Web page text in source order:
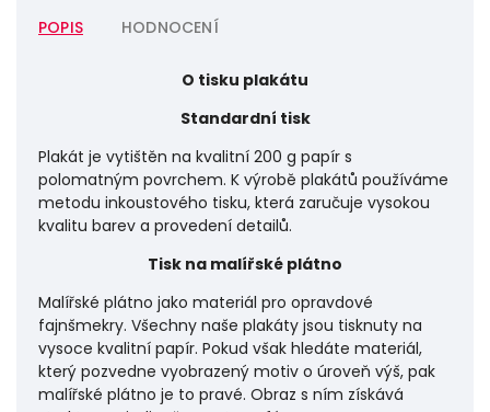
POPIS HODNOCENÍ
O tisku plakátu
Standardní tisk
Plakát je vytištěn na kvalitní 200 g papír s
polomatným povrchem. K výrobě plakátů používáme
metodu inkoustového tisku, která zaručuje vysokou
kvalitu barev a provedení detailů.
Tisk na malířské plátno
Malířské plátno jako materiál pro opravdové
fajnšmekry. Všechny naše plakáty jsou tisknuty na
vysoce kvalitní papír. Pokud však hledáte materiál,
který pozvedne vyobrazený motiv o úroveň výš, pak
malířské plátno je to pravé. Obraz s ním získává